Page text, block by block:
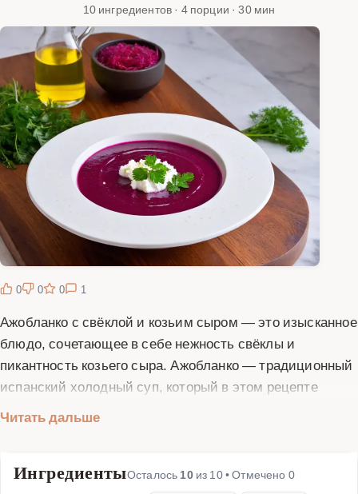
10 ингредиентов · 4 порции · 30 мин
0 0 0 1
Ажобланко с свёклой и козьим сыром — это изысканное
блюдо, сочетающее в себе нежность свёклы и
пикантность козьего сыра. Ажобланко — традиционный
испанский холодный суп, который в этом рецепте
добавлению свёклы и козьего сыра. Свёкла придаёт
сыр добавляет пикантности и нежности. Это блюдо
Читать дальше
ИнгредиентыОсталось 10из 10• Отмечено 0